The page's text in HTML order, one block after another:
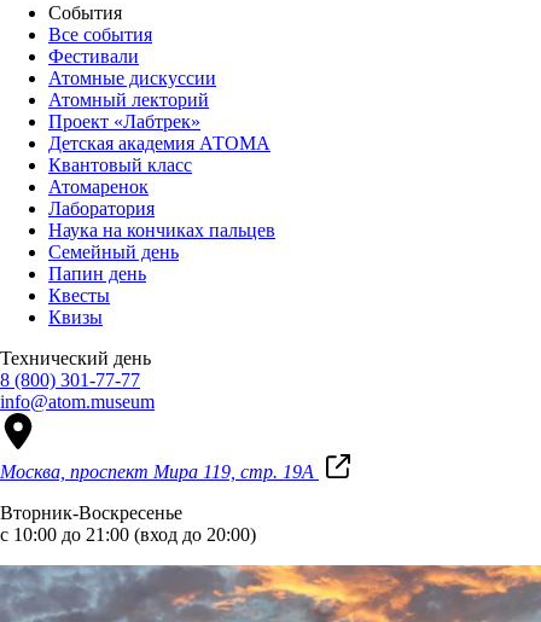
События
Все события
Фестивали
Атомные дискуссии
Атомный лекторий
Проект «Лабтрек»
Детская академия АТОМА
Квантовый класс
Атомаренок
Лаборатория
Наука на кончиках пальцев
Семейный день
Папин день
Квесты
Квизы
Технический день
8 (800) 301-77-77
info@atom.museum
Москва, проспект Мира 119, стр. 19А
Вторник-Воскресенье
с 10:00 до 21:00 (вход до 20:00)